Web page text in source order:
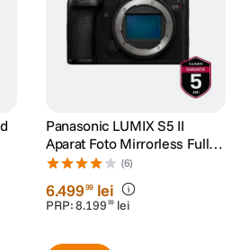
Panasonic LUMIX S5 II
Aparat Foto Mirrorless Full
Frame 24.2MP
(6)
6.49999 lei
PRP:8.199 99 lei